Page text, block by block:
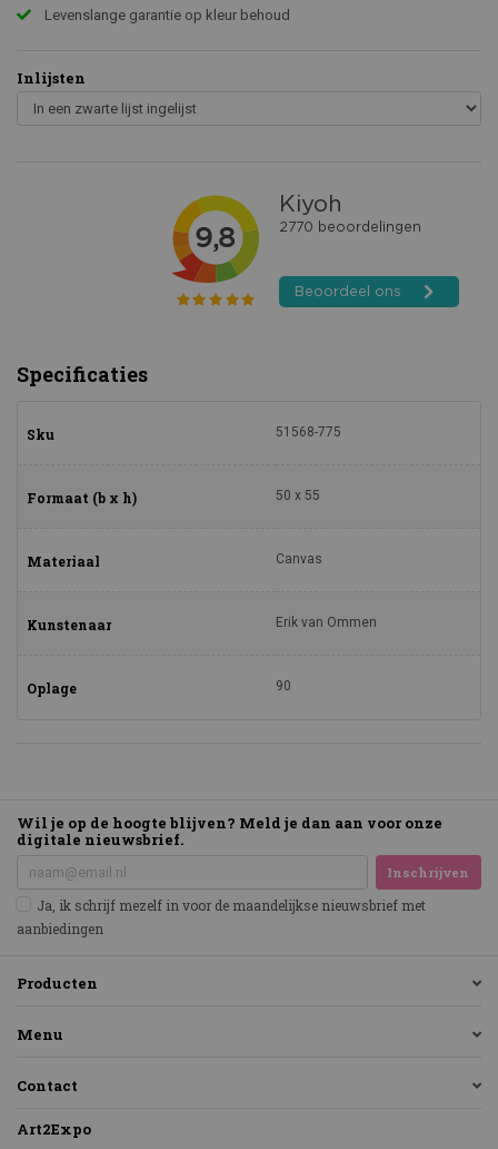
Levenslange garantie op kleur behoud
Inlijsten
Specificaties
Sku 51568-775
Formaat (b x h) 50 x 55
Materiaal Canvas
Kunstenaar Erik van Ommen
Oplage 90
Wil je op de hoogte blijven? Meld je dan aan voor onze
digitale nieuwsbrief.
Inschrijven
Ja, ik schrijf mezelf in voor de maandelijkse nieuwsbrief met
aanbiedingen
Producten
Menu
Contact
Art2Expo